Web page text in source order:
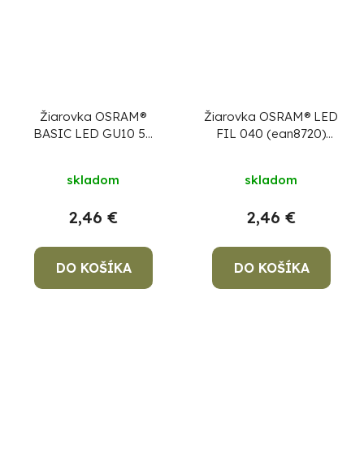
Žiarovka OSRAM®
BASIC LED GU10 50
MULTIPACK, sklo, Star
skladom
2,46 €
DO KOŠÍKA
Žiarovka OSRAM® LED
FIL 040 (ean8720)
P
skladom
2,46 €
DO KOŠÍKA